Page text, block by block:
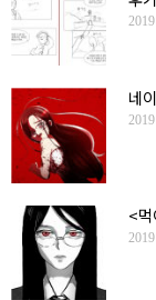
네
<